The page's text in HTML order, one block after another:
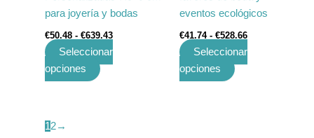
para joyería y bodas
€50.48 - €639.43
Seleccionar
opciones
página
de
producto
eventos ecológicos
€41.74 - €528.66
Seleccionar
opciones
página
de
producto
12→